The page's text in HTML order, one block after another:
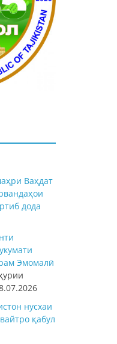
Ваҳдат
дода
Эмомалӣ
нусхаи
қабул